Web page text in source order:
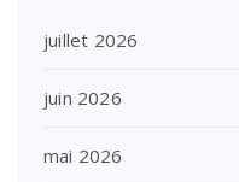
juillet 2026
juin 2026
mai 2026